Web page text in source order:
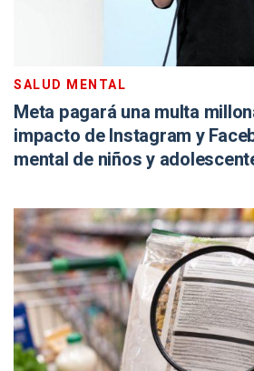
SALUD MENTAL
Meta pagará una multa
impacto de Instagram y
mental de niños y